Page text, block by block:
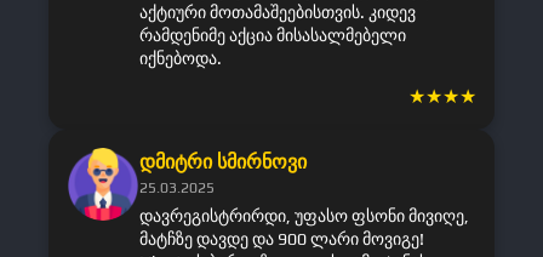
აქტიური მოთამაშეებისთვის. კიდევ
რამდენიმე აქცია მისასალმებელი
იქნებოდა.
★★★★
დმიტრი სმირნოვი
25.03.2025
დავრეგისტრირდი, უფასო ფსონი მივიღე,
მატჩზე დავდე და 900 ლარი მოვიგე!